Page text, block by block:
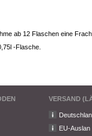
ab 12 Flaschen eine
-Flasche.
VERSAND
EU-Auslan